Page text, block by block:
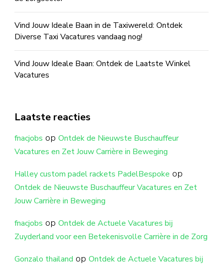
Vind Jouw Ideale Baan in de Taxiwereld: Ontdek
Diverse Taxi Vacatures vandaag nog!
Vind Jouw Ideale Baan: Ontdek de Laatste Winkel
Vacatures
Laatste reacties
fnacjobs op Ontdek de Nieuwste Buschauffeur
Vacatures en Zet Jouw Carrière in Beweging
Halley custom padel rackets PadelBespoke op
Ontdek de Nieuwste Buschauffeur Vacatures en Zet
Jouw Carrière in Beweging
fnacjobs op Ontdek de Actuele Vacatures bij
Zuyderland voor een Betekenisvolle Carrière in de Zorg
Gonzalo thailand op Ontdek de Actuele Vacatures bij